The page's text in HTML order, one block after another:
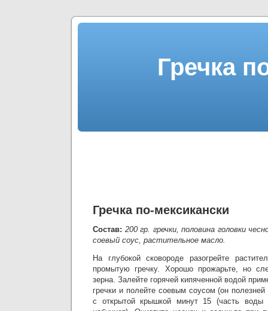
Гречка
Гречка по-мексикански
Состав: 200 гр. гречки, половина головки
соевый соус, растительное масло.
На глубокой сковороде разогрейте
промытую гречку. Хорошо прожарьте, но
зерна. Залейте горячей кипяченной водой
гречки и полейте соевым соусом (он
с открытой крышкой минут 15 (часть воды